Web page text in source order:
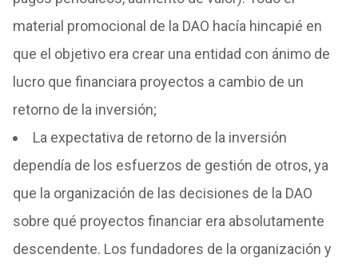
material promocional de la DAO hacía hincapié en
que el objetivo era crear una entidad con ánimo de
lucro que financiara proyectos a cambio de un
retorno de la inversión;
La expectativa de retorno de la inversión
dependía de los esfuerzos de gestión de otros, ya
que la organización de las decisiones de la DAO
sobre qué proyectos financiar era absolutamente
descendente. Los fundadores de la organización y